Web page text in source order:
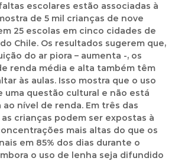
escolares estão associadas à
de 5 mil crianças de nove
25 escolas em cinco cidades de
Chile. Os resultados sugerem que,
do ar piora – aumenta -, os
renda média e alta também têm
às aulas. Isso mostra que o uso
uma questão cultural e não está
nível de renda. Em três das
crianças podem ser expostas à
mais altas do que os
em 85% dos dias durante o
o uso de lenha seja difundido